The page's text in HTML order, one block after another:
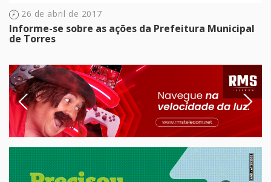
26 de abril de 2017
Informe-se sobre as ações da Prefeitura Municipal
de Torres
Previous Next